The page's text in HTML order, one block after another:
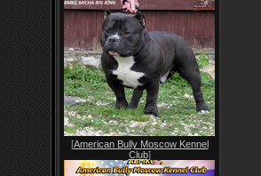
[American Bully Moscow Kennel
Club]